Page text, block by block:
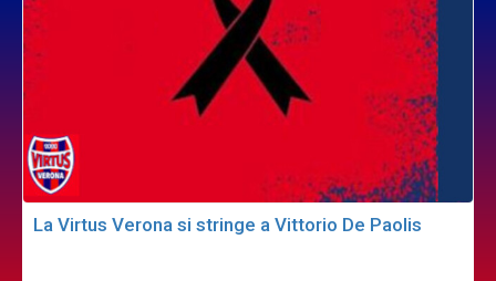
La Virtus Verona si stringe a Vittorio De Paolis